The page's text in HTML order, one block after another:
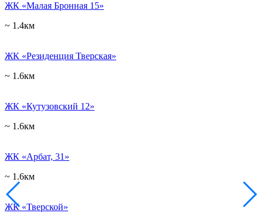
ЖК «Малая Бронная 15»
~ 1.4км
ЖК «Резиденция Тверская»
~ 1.6км
ЖК «Кутузовский 12»
~ 1.6км
ЖК «Арбат, 31»
~ 1.6км
ЖК «Тверской»